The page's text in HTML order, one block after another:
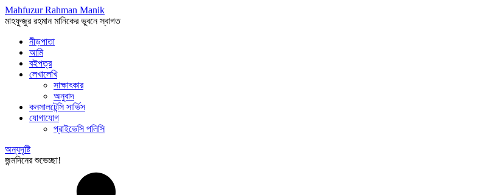
Mahfuzur Rahman Manik
মাহফুজুর রহমান মানিকের ভুবনে স্বাগত
নীড়পাতা
আমি
বইপত্র
লেখালেখি
সাক্ষাৎকার
অনুবাদ
কনসালটেন্সি সার্ভিস
যোগাযোগ
প্রাইভেসি পলিসি
অন্যদৃষ্টি
জন্মদিনের শুভেচ্ছা!